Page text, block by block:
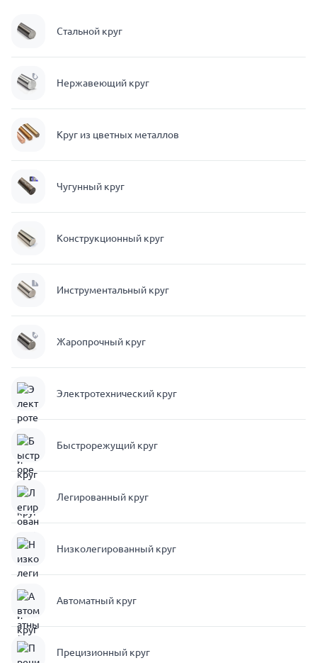
Стальной круг
Нержавеющий круг
Круг из цветных металлов
Чугунный круг
Конструкционный круг
Инструментальный круг
Жаропрочный круг
Электротехнический круг
Быстрорежущий круг
Легированный круг
Низколегированный круг
Автоматный круг
Прецизионный круг